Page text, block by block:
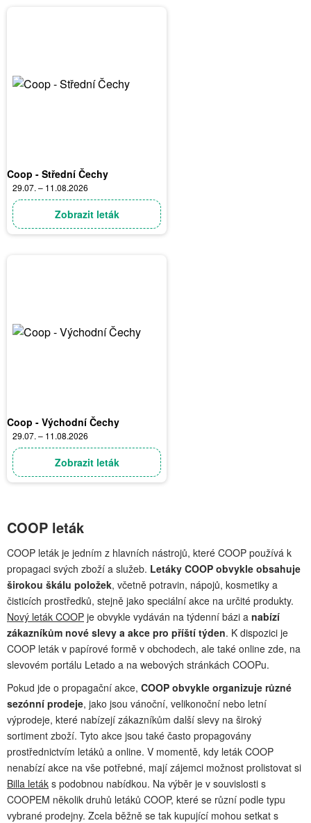
Coop - Střední Čechy
29.07. – 11.08.2026
Zobrazit leták
Coop - Východní Čechy
29.07. – 11.08.2026
Zobrazit leták
COOP leták
COOP leták je jedním z hlavních nástrojů, které COOP používá k
propagaci svých zboží a služeb. Letáky COOP obvykle obsahuje
širokou škálu položek, včetně potravin, nápojů, kosmetiky a
čisticích prostředků, stejně jako speciální akce na určité produkty.
Nový leták COOP je obvykle vydáván na týdenní bázi a nabízí
zákazníkům nové slevy a akce pro příští týden. K dispozici je
COOP leták v papírové formě v obchodech, ale také online zde, na
slevovém portálu Letado a na webových stránkách COOPu.
Pokud jde o propagační akce, COOP obvykle organizuje různé
sezónní prodeje, jako jsou vánoční, velikonoční nebo letní
výprodeje, které nabízejí zákazníkům další slevy na široký
sortiment zboží. Tyto akce jsou také často propagovány
prostřednictvím letáků a online. V momentě, kdy leták COOP
nenabízí akce na vše potřebné, mají zájemci možnost prolistovat si
Billa leták s podobnou nabídkou. Na výběr je v souvislosti s
COOPEM několik druhů letáků COOP, které se různí podle typu
vybrané prodejny. Zcela běžně se tak kupující mohou setkat s